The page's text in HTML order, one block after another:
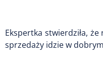
Ekspertka stwierdziła,
sprzedaży idzie w